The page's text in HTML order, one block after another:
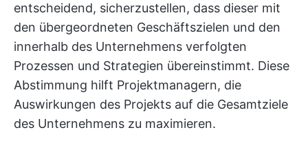
entscheidend, sicherzustellen, dass dieser mit
den übergeordneten Geschäftszielen und den
innerhalb des Unternehmens verfolgten
Prozessen und Strategien übereinstimmt. Diese
Abstimmung hilft Projektmanagern, die
Auswirkungen des Projekts auf die Gesamtziele
des Unternehmens zu maximieren.